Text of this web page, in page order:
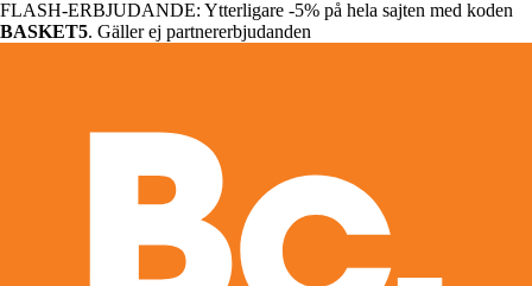
FLASH-ERBJUDANDE: Ytterligare -5% på hela sajten med koden
BASKET5. Gäller ej partnererbjudanden